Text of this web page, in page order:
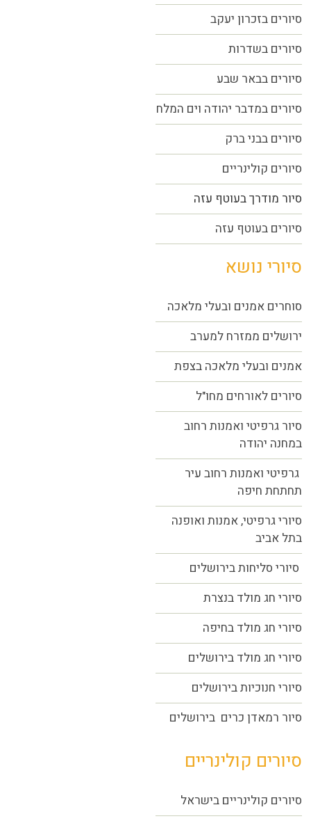
סיורים בזכרון יעקב
סיורים בשדרות
סיורים בבאר שבע
סיורים במדבר יהודה וים המלח
סיורים בבני ברק
סיורים קולינריים
סיור מודרך בעוטף עזה
סיורים בעוטף עזה
סיורי נושא
סוחרים אמנים ובעלי מלאכה
ירושלים ממזרח למערב
אמנים ובעלי מלאכה בצפת
סיורים לאורחים מחו"ל
סיור גרפיטי ואמנות רחוב
במחנה יהודה
גרפיטי ואמנות רחוב עיר
תחתחת חיפה
סיורי גרפיטי, אמנות ואופנה
בתל אביב
סיורי סליחות בירושלים
סיורי חג מולד בנצרת
סיורי חג מולד בחיפה
סיורי חג מולד בירושלים
סיורי חנוכיות בירושלים
סיור רמאדן כרים בירושלים
סיורים קולינריים
סיורים קולינריים בישראל